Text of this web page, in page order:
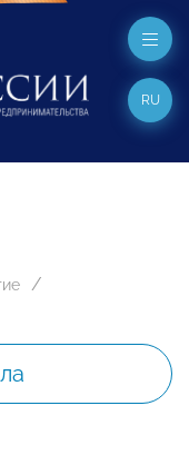
RU